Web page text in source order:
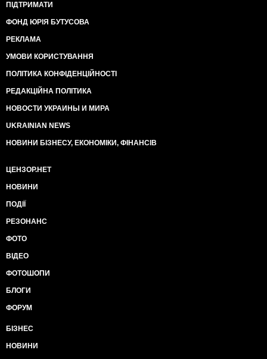
ПІДТРИМАТИ
ФОНД ЮРІЯ БУТУСОВА
РЕКЛАМА
УМОВИ КОРИСТУВАННЯ
ПОЛІТИКА КОНФІДЕНЦІЙНОСТІ
РЕДАКЦІЙНА ПОЛІТИКА
НОВОСТИ УКРАИНЫ И МИРА
UKRAINIAN NEWS
НОВИНИ БІЗНЕСУ, ЕКОНОМІКИ, ФІНАНСІВ
ЦЕНЗОР.НЕТ
НОВИНИ
ПОДІЇ
РЕЗОНАНС
ФОТО
ВІДЕО
ФОТОШОПИ
БЛОГИ
ФОРУМ
БІЗНЕС
НОВИНИ